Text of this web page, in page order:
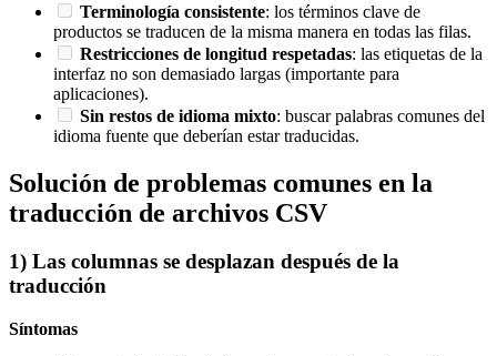
Terminología consistente: los términos clave de
productos se traducen de la misma manera en todas las filas.
Restricciones de longitud respetadas: las etiquetas de la
interfaz no son demasiado largas (importante para
aplicaciones).
Sin restos de idioma mixto: buscar palabras comunes del
idioma fuente que deberían estar traducidas.
Solución de problemas comunes en la
traducción de archivos CSV
1) Las columnas se desplazan después de la
traducción
Síntomas